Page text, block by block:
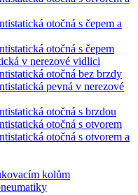
otočná s čepem a
otočná s čepem
v nerezové vidlici
otočná bez brzdy
pevná v nerezové
otočná s brzdou
otočná s otvorem
otočná s otvorem a
kolům